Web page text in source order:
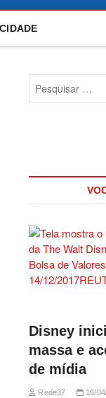
Disney
massa e
de mídia
Rede37 16/